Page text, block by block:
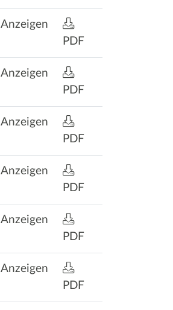
Anzeigen
PDF
Anzeigen
PDF
Anzeigen
PDF
Anzeigen
PDF
Anzeigen
PDF
Anzeigen
PDF